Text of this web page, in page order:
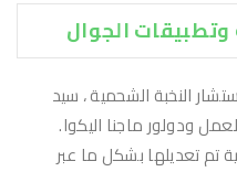
الجوال
النخبة الشحمية ، سيد
ودولور ماجنا اليكوا.
تم تعديلها بشكل ما عبر